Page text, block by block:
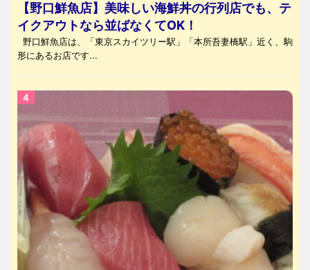
【野口鮮魚店】美味しい海鮮丼の行列店でも、テ
イクアウトなら並ばなくてOK！
野口鮮魚店は、「東京スカイツリー駅」「本所吾妻橋駅」近く、駒
形にあるお店です...